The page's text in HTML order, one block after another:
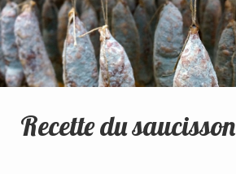
Recette du saucisson